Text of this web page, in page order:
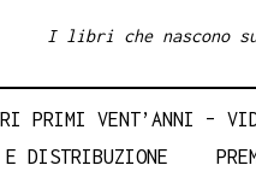
I libri che nascono
PRIMI VENT’ANNI –
E DISTRIBUZIONE